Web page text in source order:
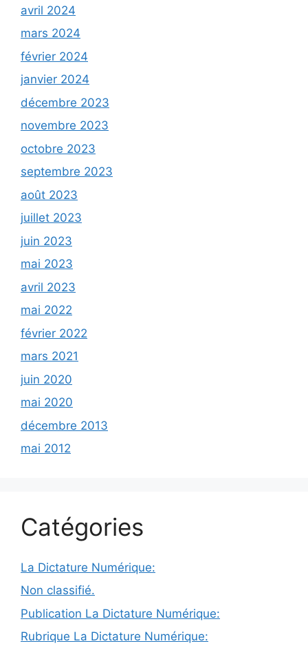
avril 2024
mars 2024
février 2024
janvier 2024
décembre 2023
novembre 2023
octobre 2023
septembre 2023
août 2023
juillet 2023
juin 2023
mai 2023
avril 2023
mai 2022
février 2022
mars 2021
juin 2020
mai 2020
décembre 2013
mai 2012
Catégories
La Dictature Numérique:
Non classifié.
Publication La Dictature Numérique:
Rubrique La Dictature Numérique: